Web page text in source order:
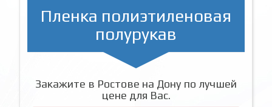
Пленка полиэтиленовая
полурукав
Закажите в Ростове на Дону по лучшей
цене для Вас.